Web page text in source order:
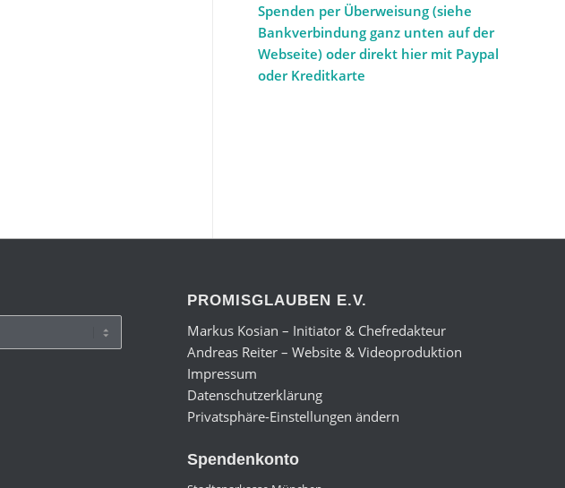
Spenden per Überweisung (siehe
Bankverbindung ganz unten auf der
Webseite) oder direkt hier mit Paypal
oder Kreditkarte
PROMISGLAUBEN E.V.
Markus Kosian – Initiator & Chefredakteur
Andreas Reiter – Website & Videoproduktion
Impressum
Datenschutzerklärung
Privatsphäre-Einstellungen ändern
Spendenkonto